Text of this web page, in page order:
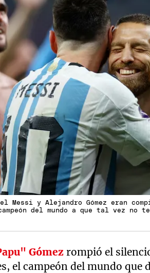
Messi y Alejandro Gómez eran
del mundo a que tal vez no
Gómez rompió el
el campeón del mundo que